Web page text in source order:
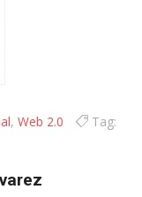
, Web 2.0
Tag: